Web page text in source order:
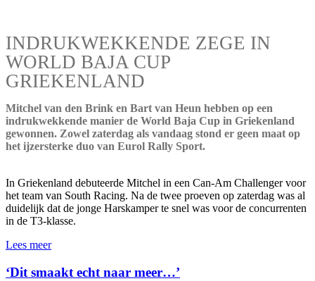
INDRUKWEKKENDE ZEGE IN
WORLD BAJA CUP
GRIEKENLAND
Mitchel van den Brink en Bart van Heun hebben op een
indrukwekkende manier de World Baja Cup in Griekenland
gewonnen. Zowel zaterdag als vandaag stond er geen maat op
het ijzersterke duo van Eurol Rally Sport.
In Griekenland debuteerde Mitchel in een Can-Am Challenger voor
het team van South Racing. Na de twee proeven op zaterdag was al
duidelijk dat de jonge Harskamper te snel was voor de concurrenten
in de T3-klasse.
Lees meer
‘Dit smaakt echt naar meer…’